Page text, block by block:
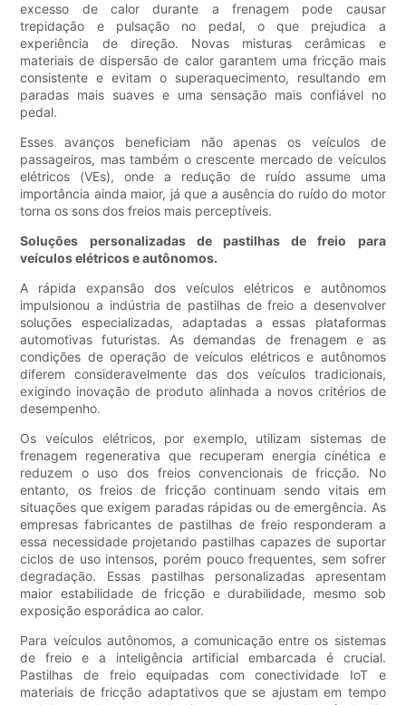
excesso de calor durante a frenagem pode causar
trepidação e pulsação no pedal, o que prejudica a
experiência de direção. Novas misturas cerâmicas e
materiais de dispersão de calor garantem uma fricção mais
consistente e evitam o superaquecimento, resultando em
paradas mais suaves e uma sensação mais confiável no
pedal.
Esses avanços beneficiam não apenas os veículos de
passageiros, mas também o crescente mercado de veículos
elétricos (VEs), onde a redução de ruído assume uma
importância ainda maior, já que a ausência do ruído do motor
torna os sons dos freios mais perceptíveis.
Soluções personalizadas de pastilhas de freio para
veículos elétricos e autônomos.
A rápida expansão dos veículos elétricos e autônomos
impulsionou a indústria de pastilhas de freio a desenvolver
soluções especializadas, adaptadas a essas plataformas
automotivas futuristas. As demandas de frenagem e as
condições de operação de veículos elétricos e autônomos
diferem consideravelmente das dos veículos tradicionais,
exigindo inovação de produto alinhada a novos critérios de
desempenho.
Os veículos elétricos, por exemplo, utilizam sistemas de
frenagem regenerativa que recuperam energia cinética e
reduzem o uso dos freios convencionais de fricção. No
entanto, os freios de fricção continuam sendo vitais em
situações que exigem paradas rápidas ou de emergência. As
empresas fabricantes de pastilhas de freio responderam a
essa necessidade projetando pastilhas capazes de suportar
ciclos de uso intensos, porém pouco frequentes, sem sofrer
degradação. Essas pastilhas personalizadas apresentam
maior estabilidade de fricção e durabilidade, mesmo sob
exposição esporádica ao calor.
Para veículos autônomos, a comunicação entre os sistemas
de freio e a inteligência artificial embarcada é crucial.
Pastilhas de freio equipadas com conectividade IoT e
materiais de fricção adaptativos que se ajustam em tempo